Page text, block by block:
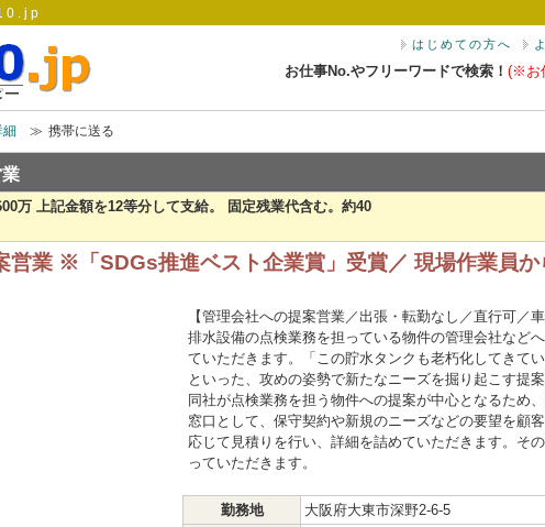
はじめての方へ
お仕事No.やフリーワードで検索！ (※お
細 ≫ 携帯に送る
万 上記金額を12等分して支給。 固定残業代含む。約40
営業 ※「SDGs推進ベスト企業賞」受賞／ 現場作業員
【管理会社への提案営業／出張・転勤なし／直行可
排水設備の点検業務を担っている物件の管理会社など
ていただきます。「この貯水タンクも老朽化してきて
といった、攻めの姿勢で新たなニーズを掘り起こす提
同社が点検業務を担う物件への提案が中心となるため
窓口として、保守契約や新規のニーズなどの要望を顧
応じて見積りを行い、詳細を詰めていただきます。そ
っていただきます。
勤務地 大阪府大東市深野2-6-5